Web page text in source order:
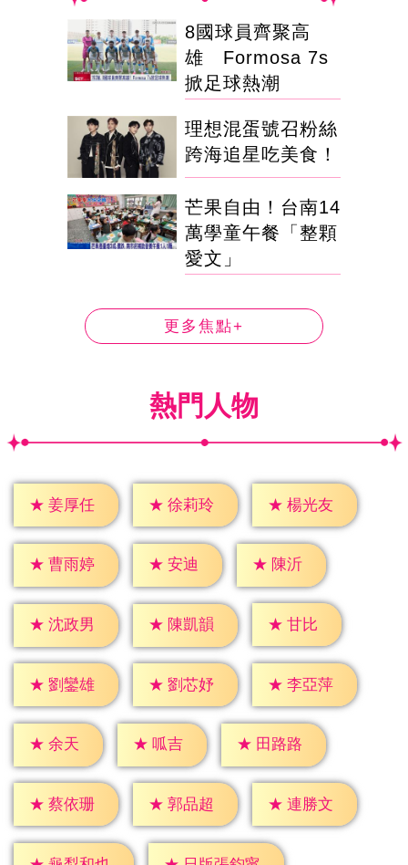
8國球員齊聚高
雄 Formosa 7s
掀足球熱潮
理想混蛋號召粉絲
跨海追星吃美食！
芒果自由！台南14
萬學童午餐「整顆
愛文」
更多焦點+
熱門人物
★ 姜厚任 ★ 徐莉玲 ★ 楊光友
★ 曹雨婷 ★ 安迪 ★ 陳沂
★ 沈政男 ★ 陳凱韻 ★ 甘比
★ 劉鑾雄 ★ 劉芯妤 ★ 李亞萍
★ 余天 ★ 呱吉 ★ 田路路
★ 蔡依珊 ★ 郭品超 ★ 連勝文